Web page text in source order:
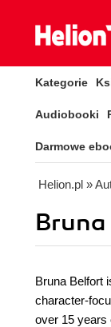
Kategorie
Audiobooki
Darmowe
Helion.pl »
Bruna Belfort
character-
over 15 years